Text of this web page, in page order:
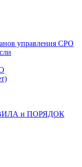
управления СРО
и ПОРЯДОК